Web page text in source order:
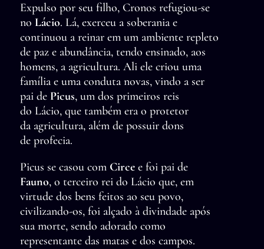
Expulso por seu filho, Cronos refugiou-se
no Lácio. Lá, exerceu a soberania e
continuou a reinar em um ambiente repleto
de paz e abundância, tendo ensinado, aos
homens, a agricultura. Ali ele criou uma
família e uma conduta novas, vindo a ser
pai de Picus, um dos primeiros reis
do Lácio, que também era o protetor
da agricultura, além de possuir dons
de profecia.
Picus se casou com Circee foi pai de
Fauno, o terceiro rei do Lácio que, em
virtude dos bens feitos ao seu povo,
civilizando-os, foi alçado à divindade após
sua morte, sendo adorado como
representante das matas e dos campos.